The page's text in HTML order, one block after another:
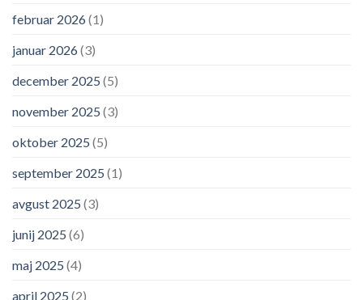
februar 2026(1)
januar 2026(3)
december 2025 (5)
november 2025 (3)
oktober 2025 (5)
september 2025 (1)
avgust 2025 (3)
junij 2025 (6)
maj 2025 (4)
april 2025 (2)